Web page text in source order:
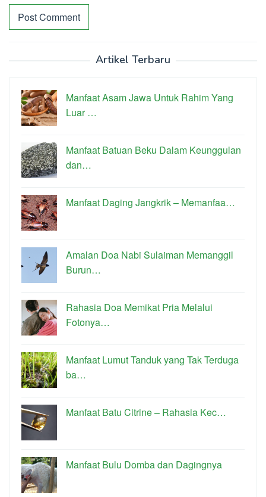
Artikel Terbaru
Manfaat Asam Jawa Untuk Rahim Yang
Luar …
Manfaat Batuan Beku Dalam Keunggulan
dan…
Manfaat Daging Jangkrik – Memanfaa…
Amalan Doa Nabi Sulaiman Memanggil
Burun…
Rahasia Doa Memikat Pria Melalui
Fotonya…
Manfaat Lumut Tanduk yang Tak Terduga
ba…
Manfaat Batu Citrine – Rahasia Kec…
Manfaat Bulu Domba dan Dagingnya